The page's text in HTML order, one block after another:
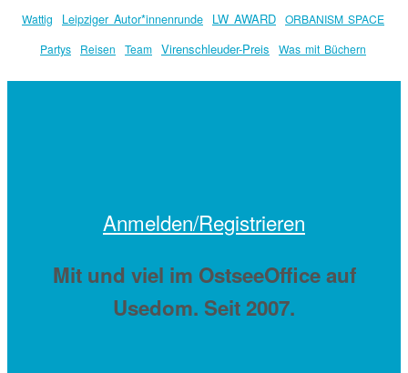
Wattig
Leipziger Autor*innenrunde LW AWARD ORBANISM SPACE
Partys
Reisen Team Virenschleuder-Preis Was mit Büchern
Anmelden/Registrieren
Mit und viel im OstseeOffice auf
Usedom. Seit 2007.